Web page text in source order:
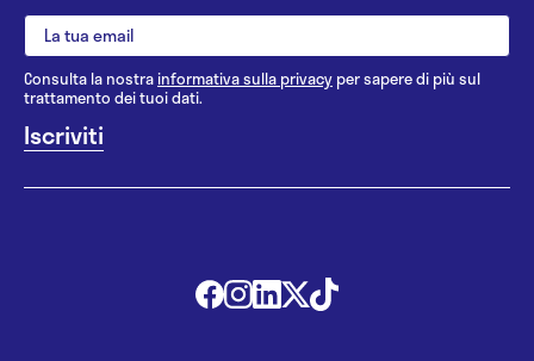
Consulta la nostrainformativa sulla privacy per sapere di più sul
trattamento dei tuoi dati.